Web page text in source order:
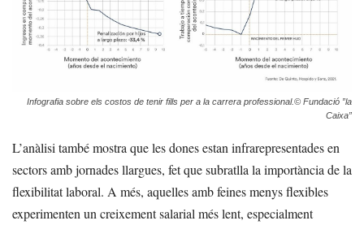
Infografia sobre els costos de tenir fills per a la carrera professional.© Fundació ”la
Caixa”
L’anàlisi també mostra que les dones estan infrarepresentades en
sectors amb jornades llargues, fet que subratlla la importància de la
flexibilitat laboral. A més, aquelles amb feines menys flexibles
experimenten un creixement salarial més lent, especialment